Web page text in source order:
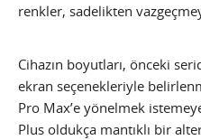
renkler, sadelikten
Cihazın boyutları, önceki
ekran seçenekleriyle
Pro Max’e yönelmek
Plus oldukça mantıklı bir